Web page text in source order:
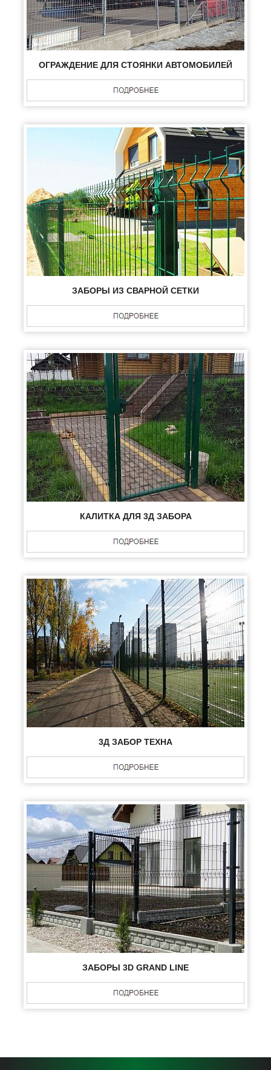
ОГРАЖДЕНИЕ ДЛЯ СТОЯНКИ АВТОМОБИЛЕЙ
ЗАБОРЫ ИЗ СВАРНОЙ СЕТКИ
КАЛИТКА ДЛЯ 3Д ЗАБОРА
3Д ЗАБОР ТЕХНА
ЗАБОРЫ 3D GRAND LINE